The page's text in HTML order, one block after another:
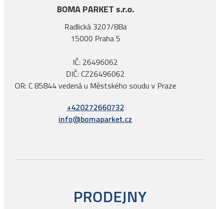
BOMA PARKET s.r.o.
Radlická 3207/88a
15000 Praha 5
IČ: 26496062
DIČ: CZ26496062
OR: C 85844 vedená u Městského soudu v Praze
+420272660732
info@bomaparket.cz
PRODEJNY